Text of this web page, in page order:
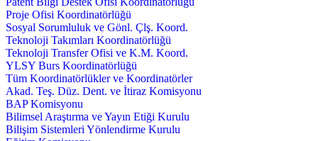
Proje Ofisi Koordinatörlüğü
Sosyal Sorumluluk ve Gönl. Çlş. Koord.
Teknoloji Takımları Koordinatörlüğü
Teknoloji Transfer Ofisi ve K.M. Koord.
YLSY Burs Koordinatörlüğü
Tüm Koordinatörlükler ve Koordinatörler
Akad. Teş. Düz. Dent. ve İtiraz Komisyonu
BAP Komisyonu
Bilimsel Araştırma ve Yayın Etiği Kurulu
Bilişim Sistemleri Yönlendirme Kurulu